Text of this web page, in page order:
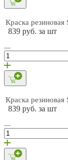
Краска
839 руб. за шт
Краска резиновая
839 руб. за шт